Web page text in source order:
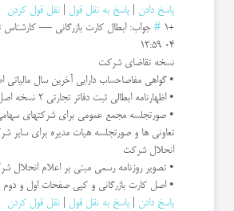
پاسخ دادن
پاسخ به نقل قول
نقل قول کردن
+1
# جواب: ابطال کارت بازرگانی — کارشناس
04 12:59
نسخه تقاضای شركت
• گواهی مفاصاحساب دارایی آخرین سال
• اظهارنامه ابطالی ثبت دفاتر تجارتی 2 نسخه اصل
• صورتجلسه مجمع عمومی برای شركتهای
تعاونی ها و صورتجلسه هیات مدیره برای سایر
انحلال شركت
• تصویر روزنامه رسمی مبنی بر اعلام انحلال
• اصل کارت بازرگانی و كپی صفحات اول و دوم
پاسخ دادن
پاسخ به نقل قول
نقل قول کردن